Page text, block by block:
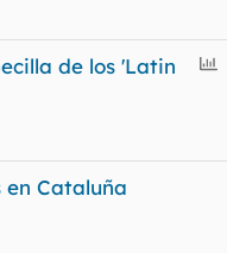
E
e
de los 'Latin
en Cataluña